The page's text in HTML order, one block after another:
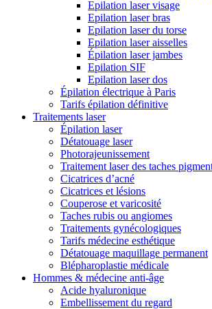
Epilation laser visage
Epilation laser bras
Epilation laser du torse
Epilation laser aisselles
Épilation laser jambes
Epilation SIF
Epilation laser dos
Épilation électrique à Paris
Tarifs épilation définitive
Traitements laser
Épilation laser
Détatouage laser
Photorajeunissement
Traitement laser des taches
Cicatrices d’acné
Cicatrices et lésions
Couperose et varicosité
Taches rubis ou angiomes
Traitements gynécologiques
Tarifs médecine esthétique
Détatouage maquillage permanent
Blépharoplastie médicale
Hommes & médecine anti-âge
Acide hyaluronique
Embellissement du regard